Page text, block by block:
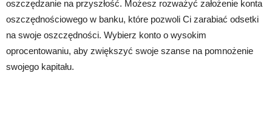
oszczędzanie na przyszłość. Możesz rozważyć założenie konta
oszczędnościowego w banku, które pozwoli Ci zarabiać odsetki
na swoje oszczędności. Wybierz konto o wysokim
oprocentowaniu, aby zwiększyć swoje szanse na pomnożenie
swojego kapitału.